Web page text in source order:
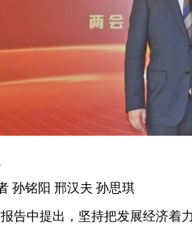
孙铭阳 邢汉夫 孙思琪
告中提出，坚持把发展经济着